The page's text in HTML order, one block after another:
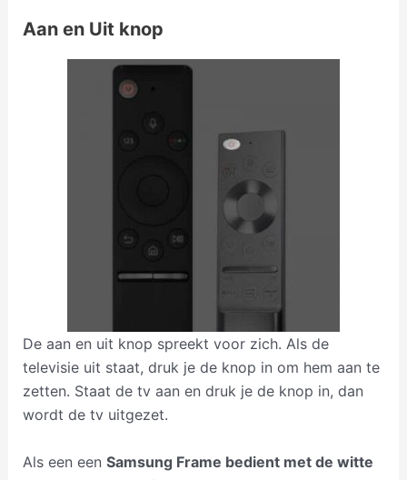
Aan en Uit knop
De aan en uit knop spreekt voor zich. Als de
televisie uit staat, druk je de knop in om hem aan te
zetten. Staat de tv aan en druk je de knop in, dan
wordt de tv uitgezet.
Als een een Samsung Frame bedient met de witte